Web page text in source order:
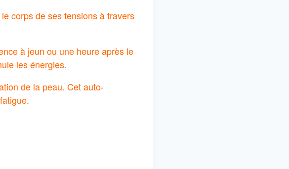
corps de ses tensions à travers
à jeun ou une heure après le
les énergies.
de la peau. Cet auto-